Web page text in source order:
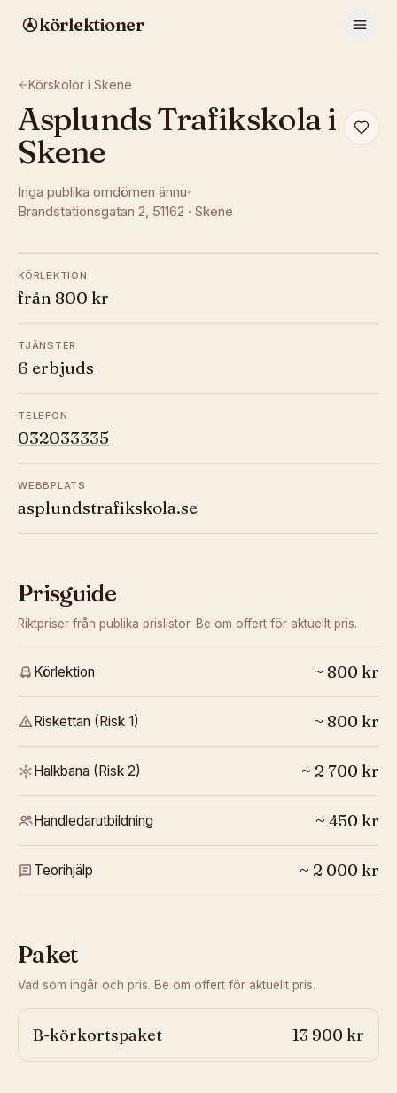
körlektioner
Körskolor i Skene
Asplunds Trafikskola i
Skene
Inga publika omdömen ännu
Brandstationsgatan 2, 51162 · Skene
KÖRLEKTION
från 800 kr
TJÄNSTER
6 erbjuds
TELEFON
032033335
WEBBPLATS
asplundstrafikskola.se
Prisguide
Riktpriser från publika prislistor. Be om offert för aktuellt pris.
Körlektion ~ 800 kr
Riskettan (Risk 1) ~ 800 kr
Halkbana (Risk 2) ~ 2 700 kr
Handledarutbildning ~ 450 kr
Teorihjälp ~ 2 000 kr
Paket
Vad som ingår och pris. Be om offert för aktuellt pris.
B-körkortspaket 13 900 kr